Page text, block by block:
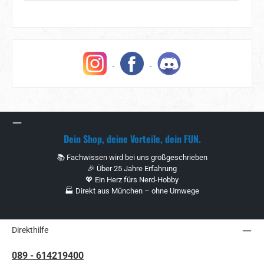
Dein Shop, deine Vorteile, dein FUN.
📚 Fachwissen wird bei uns großgeschrieben
🎉 Über 25 Jahre Erfahrung
💖 Ein Herz fürs Nerd-Hobby
🏭 Direkt aus München – ohne Umwege
Direkthilfe
089 - 614219400